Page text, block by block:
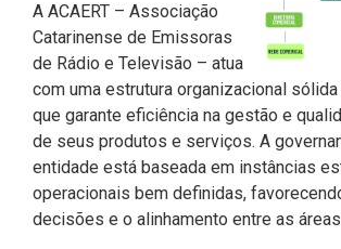
A ACAERT – Associação
Catarinense de Emissoras
de Rádio e Televisão – atua
com uma estrutura organizacional
que garante eficiência na gestão e
de seus produtos e serviços. A
entidade está baseada em instâncias
operacionais bem definidas,
decisões e o alinhamento entre as